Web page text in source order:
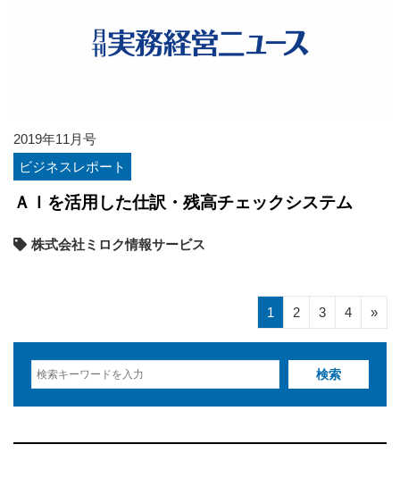
2019年11月号
ビジネスレポート
ＡＩを活用した仕訳・残高チェックシステム
株式会社ミロク情報サービス
1 2 3 4 »